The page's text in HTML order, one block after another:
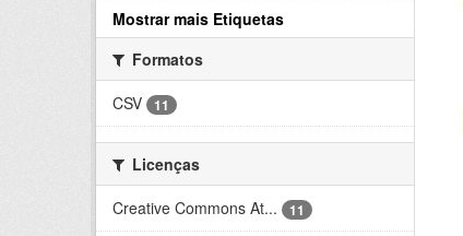
Mostrar mais Etiquetas
Formatos
CSV
11
Licenças
Creative Commons At...
11